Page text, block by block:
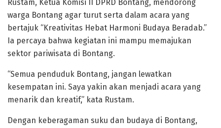
Rustam, Ketua Komisi II DPRD Bontang, mendorong
warga Bontang agar turut serta dalam acara yang
bertajuk “Kreativitas Hebat Harmoni Budaya Beradab.”
Ia percaya bahwa kegiatan ini mampu memajukan
sektor pariwisata di Bontang.
“Semua penduduk Bontang, jangan lewatkan
kesempatan ini. Saya yakin akan menjadi acara yang
menarik dan kreatif,” kata Rustam.
Dengan keberagaman suku dan budaya di Bontang,